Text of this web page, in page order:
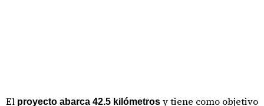
El proyecto abarca 42.5 kilómetros y tiene como objetivo